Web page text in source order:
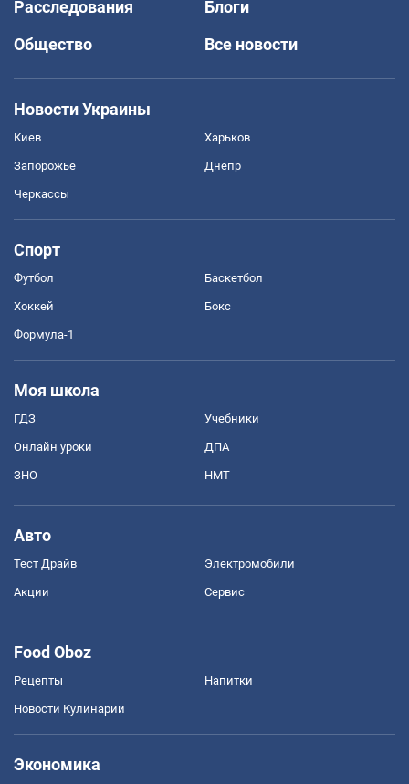
Расследования
Блоги
Общество
Все новости
Новости Украины
Киев Харьков
Запорожье Днепр
Черкассы
Спорт
Футбол Баскетбол
Хоккей Бокс
Формула-1
Моя школа
ГДЗ Учебники
Онлайн уроки ДПА
ЗНО НМТ
Авто
Тест Драйв Электромобили
Акции Сервис
Food Oboz
Рецепты Напитки
Новости Кулинарии
Экономика